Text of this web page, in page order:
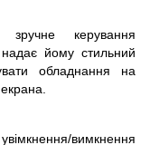
зручне керування
йому стильний
обладнання на
вимкнення